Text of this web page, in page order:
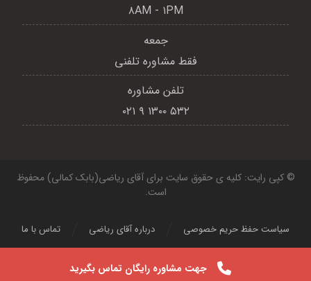
۸AM - ۱PM
جمعه
فقط مشاوره تلفنی
تلفن مشاوره
۵۳۲ ۱۳۰۰ ۹ ۰۲۱
© کپی رایت: کلیه ی حقوق سایت برای آقای ریاضی(بابک کمالی) محفوظ
است.
تماس با ما درباره آقای ریاضی سیاست حفظ حریم خصوصی
جهت مشاوره رایگان تماس بگیرید